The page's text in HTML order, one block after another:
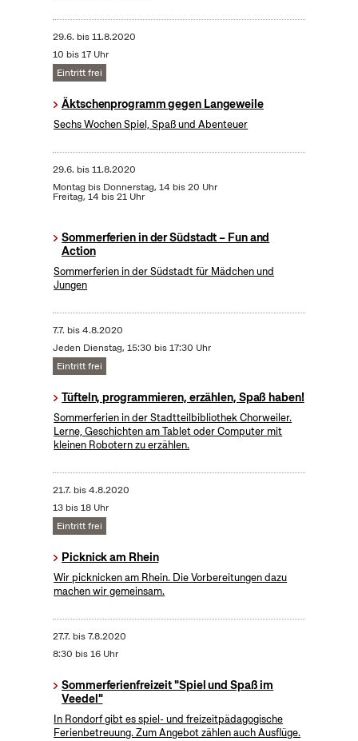
29.6. bis11.8.2020
10 bis 17 Uhr
Eintritt frei
Äktschenprogramm gegen Langeweile
Sechs Wochen Spiel, Spaß und Abenteuer
29.6. bis11.8.2020
Montag bis Donnerstag, 14 bis 20 Uhr
Freitag, 14 bis 21 Uhr
Sommerferien in der Südstadt – Fun and
Action
Sommerferien in der Südstadt für Mädchen und
Jungen
7.7. bis4.8.2020
Jeden Dienstag, 15:30 bis 17:30 Uhr
Eintritt frei
Tüfteln, programmieren, erzählen, Spaß haben!
Sommerferien in der Stadtteilbibliothek Chorweiler.
Lerne, Geschichten am Tablet oder Computer mit
kleinen Robotern zu erzählen.
21.7. bis4.8.2020
13 bis 18 Uhr
Eintritt frei
Picknick am Rhein
Wir picknicken am Rhein. Die Vorbereitungen dazu
machen wir gemeinsam.
27.7. bis7.8.2020
8:30 bis 16 Uhr
Sommerferienfreizeit "Spiel und Spaß im
Veedel"
In Rondorf gibt es spiel- und freizeitpädagogische
Ferienbetreuung. Zum Angebot zählen auch Ausflüge.